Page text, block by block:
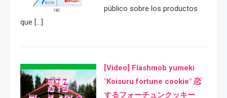
público sobre los productos
que […]
[Video] Flashmob yumeki
"Koisuru fortune cookie" 恋
するフォーチュンクッキー